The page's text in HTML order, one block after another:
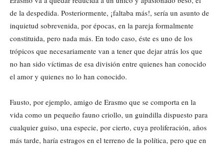
de la despedida. Posteriormente, ¡faltaba más!, sería un asunto de
inquietud sobrevenida, por épocas, en la pareja formalmente
constituida, pero nada más. En todo caso, éste es uno de los
trópicos que necesariamente van a tener que dejar atrás los que
no han sido víctimas de esa división entre quienes han conocido
el amor y quienes no lo han conocido.
Fausto, por ejemplo, amigo de Erasmo que se comporta en la
vida como un pequeño fauno criollo, un guindilla dispuesto para
cualquier guiso, una especie, por cierto, cuya proliferación, años
más tarde, haría estragos en el terreno de la política, pero que en